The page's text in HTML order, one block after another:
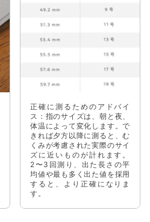
正確に測るためのアドバイ
ス：指のサイズは、朝と夜、
体温によって変化します。で
きれば夕方以降に測ると、む
くみが考慮された実際のサイ
ズに近いものが計れます。
2〜3回測り、出た長さの平
均値や最も多く出た値を採用
すると、より正確になりま
す。